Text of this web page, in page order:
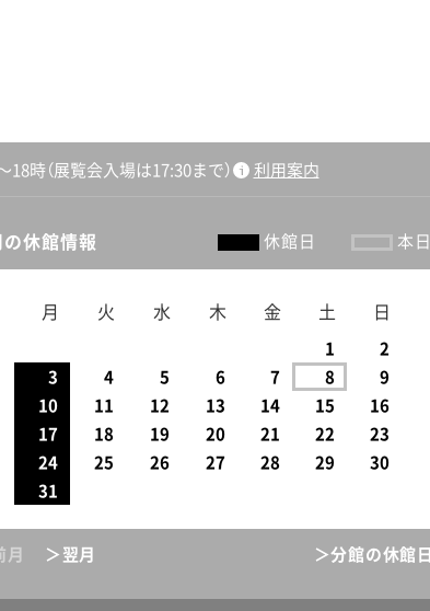
18時 （展覧会入場は17:30まで） 利用案内
の休館情報 休館日 本日
月 火 水 木 金 土 日
1
2
3
4 5 6 7 8
9
10
11 12 13 14 15
16
17
18 19 20 21 22
23
24
25 26 27 28 29
30
31
月 ＞翌月 ＞分館の休館日